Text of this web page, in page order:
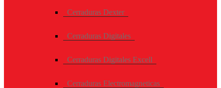
Cerraduras Dexter
Cerraduras Digitales
Cerraduras Digitales Excell
Cerraduras Electromagneticas